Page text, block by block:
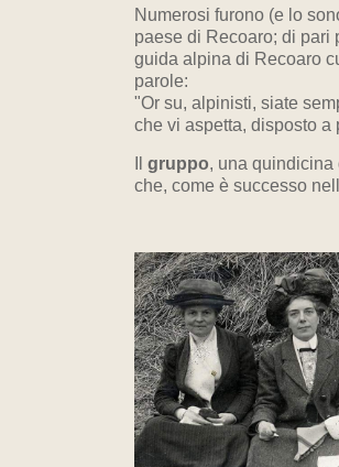
Numerosi furono (e lo
paese di Recoaro; di pari
guida alpina di Recoaro
parole:
"Or su, alpinisti, siate
che vi aspetta, disposto
gruppo, una quindicina
che, come è successo